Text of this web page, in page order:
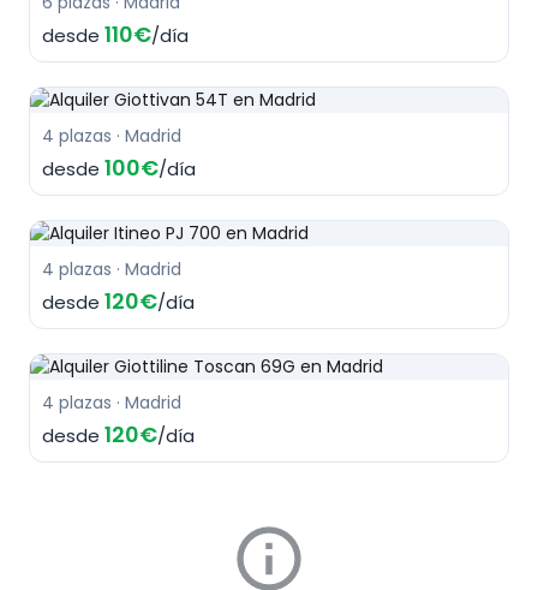
desde 110€/día
4 plazas · Madrid
desde 100€/día
4 plazas · Madrid
desde 120€/día
4 plazas · Madrid
desde 120€/día